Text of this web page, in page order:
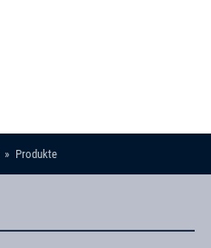
Produkte